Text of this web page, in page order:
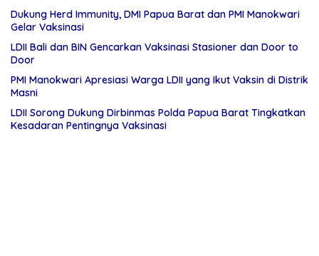
Dukung Herd Immunity, DMI Papua Barat dan PMI Manokwari
Gelar Vaksinasi
LDII Bali dan BIN Gencarkan Vaksinasi Stasioner dan Door to
Door
PMI Manokwari Apresiasi Warga LDII yang Ikut Vaksin di Distrik
Masni
LDII Sorong Dukung Dirbinmas Polda Papua Barat Tingkatkan
Kesadaran Pentingnya Vaksinasi